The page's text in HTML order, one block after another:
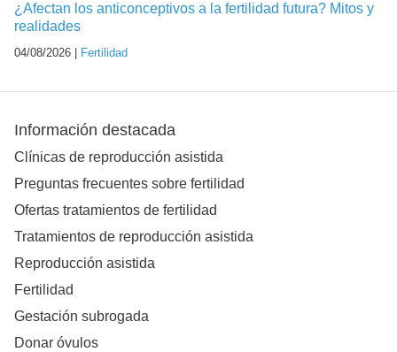
¿Afectan los anticonceptivos a la fertilidad futura? Mitos y
realidades
04/08/2026 | Fertilidad
Información destacada
Clínicas de reproducción asistida
Preguntas frecuentes sobre fertilidad
Ofertas tratamientos de fertilidad
Tratamientos de reproducción asistida
Reproducción asistida
Fertilidad
Gestación subrogada
Donar óvulos